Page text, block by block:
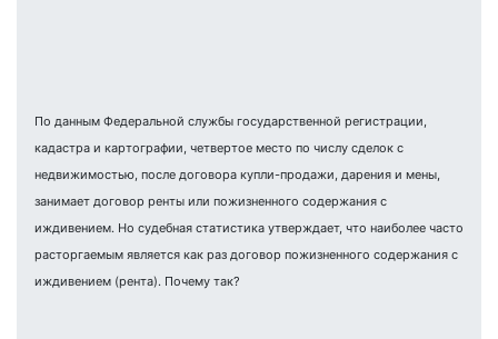
По данным Федеральной службы государственной регистрации,
кадастра и картографии, четвертое место по числу сделок с
недвижимостью, после договора купли-продажи, дарения и мены,
занимает договор ренты или пожизненного содержания с
иждивением. Но судебная статистика утверждает, что наиболее часто
расторгаемым является как раз договор пожизненного содержания с
иждивением (рента). Почему так?